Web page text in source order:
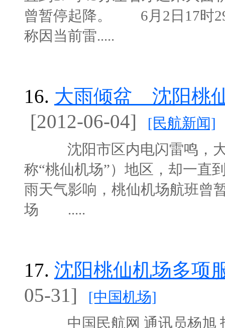
曾暂停起降。 6月2日17时
称因当前雷.....
16. 大雨倾盆 沈阳桃
[2012-06-04]
[民航新闻]
沈阳市区内电闪雷鸣，大
称“桃仙机场”）地区，却一直
雨天气影响，桃仙机场航班曾
场 .....
17. 沈阳桃仙机场多项
05-31]
[中国机场]
中国民航网 通讯员杨旭 报